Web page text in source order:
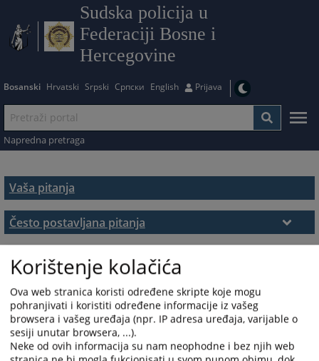
Sudska policija u
Federaciji Bosne i
Hercegovine
Bosanski Hrvatski Srpski Српски English Prijava
Napredna pretraga
Vaša pitanja
Često postavljana pitanja
Često postavljana pitanja
Korištenje kolačića
Ova web stranica koristi određene skripte koje mogu
pohranjivati i koristiti određene informacije iz vašeg
browsera i vašeg uređaja (npr. IP adresa uređaja, varijable o
sesiji unutar browsera, ...).
Neke od ovih informacija su nam neophodne i bez njih web